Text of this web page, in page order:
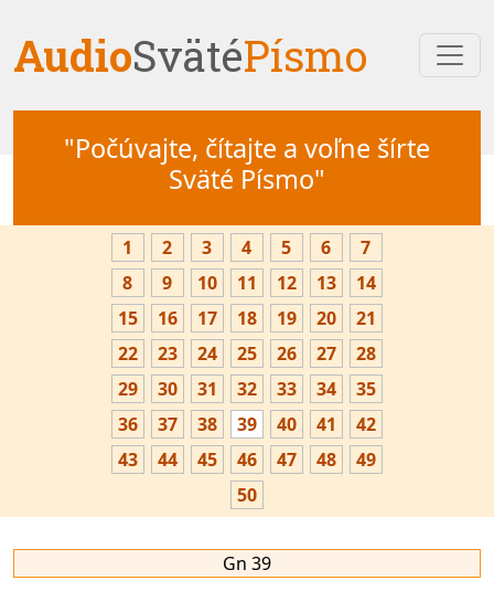
AudioSvätéPísmo
"Počúvajte, čítajte a voľne šírte
Sväté Písmo"
1 2 3 4 5 6
7
8
9 10 11 12 13
14
15
16 17 18 19 20
21
22
23 24 25 26 27
28
29
30 31 32 33 34
35
36
37 38 39 40 41
42
43
44 45 46 47 48
49
50
Gn 39